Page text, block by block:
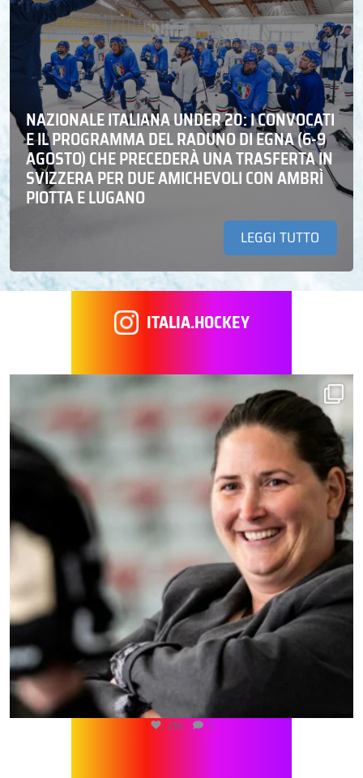
NAZIONALE ITALIANA UNDER 20: I CONVOCATI
E IL PROGRAMMA DEL RADUNO DI EGNA (6-9
AGOSTO) CHE PRECEDERÀ UNA TRASFERTA IN
SVIZZERA PER DUE AMICHEVOLI CON AMBRÌ
PIOTTA E LUGANO
LEGGI TUTTO
ITALIA.HOCKEY
216 1